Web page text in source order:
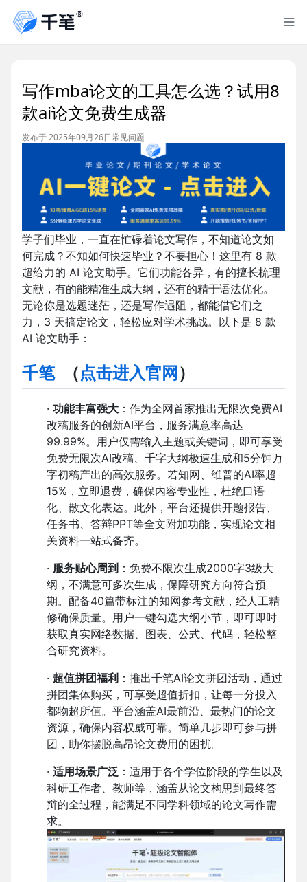
写作mba论文的工具怎么选？试用8
款ai论文免费生成器
发布于 2025年09月26日常见问题
学子们毕业，一直在忙碌着论文写作，不知道论文如
何完成？不知如何快速毕业？不要担心！这里有 8 款
超给力的 AI 论文助手。它们功能各异，有的擅长梳理
文献，有的能精准生成大纲，还有的精于语法优化。
无论你是选题迷茫，还是写作遇阻，都能借它们之
力，3 天搞定论文，轻松应对学术挑战。以下是 8 款
AI 论文助手：
千笔（点击进入官网 ）
· 功能丰富强大 ：作为全网首家推出无限次免费AI
改稿服务的创新AI平台，服务满意率高达
99.99%。用户仅需输入主题或关键词，即可享受
免费无限次AI改稿、千字大纲极速生成和5分钟万
字初稿产出的高效服务。若知网、维普的AI率超
15%，立即退费，确保内容专业性，杜绝口语
化、散文化表达。此外，平台还提供开题报告、
任务书、答辩PPT等全文附加功能，实现论文相
关资料一站式备齐。
· 服务贴心周到 ：免费不限次生成2000字3级大
纲，不满意可多次生成，保障研究方向符合预
期。配备40篇带标注的知网参考文献，经人工精
修确保质量。用户一键勾选大纲小节，即可即时
获取真实网络数据、图表、公式、代码，轻松整
合研究资料。
· 超值拼团福利 ：推出千笔AI论文拼团活动，通过
拼团集体购买，可享受超值折扣，让每一分投入
都物超所值。平台涵盖AI最前沿、最热门的论文
资源，确保内容权威可靠。简单几步即可参与拼
团，助你摆脱高昂论文费用的困扰。
· 适用场景广泛 ：适用于各个学位阶段的学生以及
科研工作者、教师等，涵盖从论文构思到最终答
辩的全过程，能满足不同学科领域的论文写作需
求。